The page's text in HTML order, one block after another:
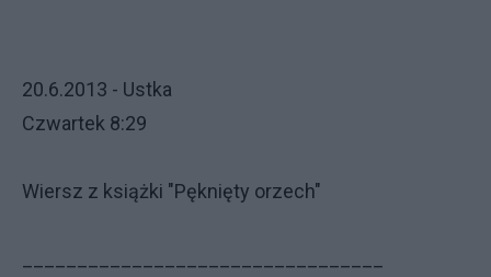
20.6.2013 - Ustka
Czwartek 8:29
Wiersz z książki "Pęknięty orzech"